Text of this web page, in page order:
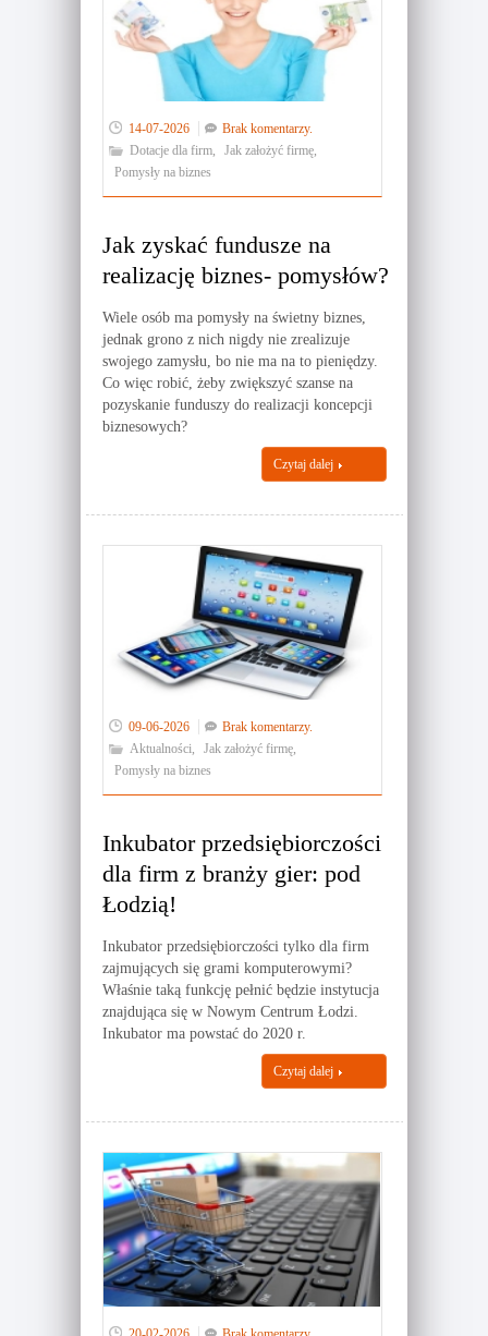
14-07-2026
Brak komentarzy.
Dotacje dla firm, Jak założyć firmę,
Pomysły na biznes
Jak zyskać fundusze na
realizację biznes- pomysłów?
Wiele osób ma pomysły na świetny biznes,
jednak grono z nich nigdy nie zrealizuje
swojego zamysłu, bo nie ma na to pieniędzy.
Co więc robić, żeby zwiększyć szanse na
pozyskanie funduszy do realizacji koncepcji
biznesowych?
Czytaj dalej
09-06-2026
Brak komentarzy.
Aktualności, Jak założyć firmę,
Pomysły na biznes
Inkubator przedsiębiorczości
dla firm z branży gier: pod
Łodzią!
Inkubator przedsiębiorczości tylko dla firm
zajmujących się grami komputerowymi?
Właśnie taką funkcję pełnić będzie instytucja
znajdująca się w Nowym Centrum Łodzi.
Inkubator ma powstać do 2020 r.
Czytaj dalej